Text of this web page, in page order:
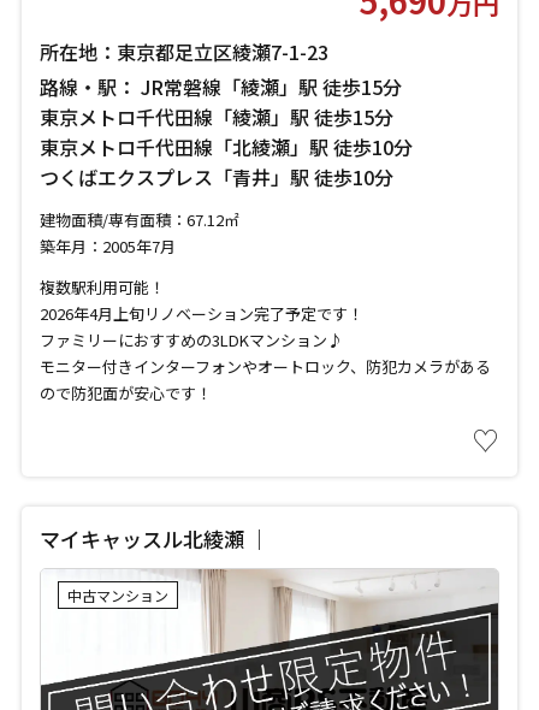
所在地：東京都足立区綾瀬7-1-23
路線・駅： JR常磐線「綾瀬」駅 徒歩15分
東京メトロ千代田線「綾瀬」駅 徒歩15分
東京メトロ千代田線「北綾瀬」駅 徒歩10分
つくばエクスプレス「青井」駅 徒歩10分
建物面積/専有面積：67.12㎡
築年月：2005年7月
複数駅利用可能！
2026年4月上旬リノベーション完了予定です！
ファミリーにおすすめの3LDKマンション♪
モニター付きインターフォンやオートロック、防犯カメラがある
ので防犯面が安心です！
♡
マイキャッスル北綾瀬 ｜
中古マンション